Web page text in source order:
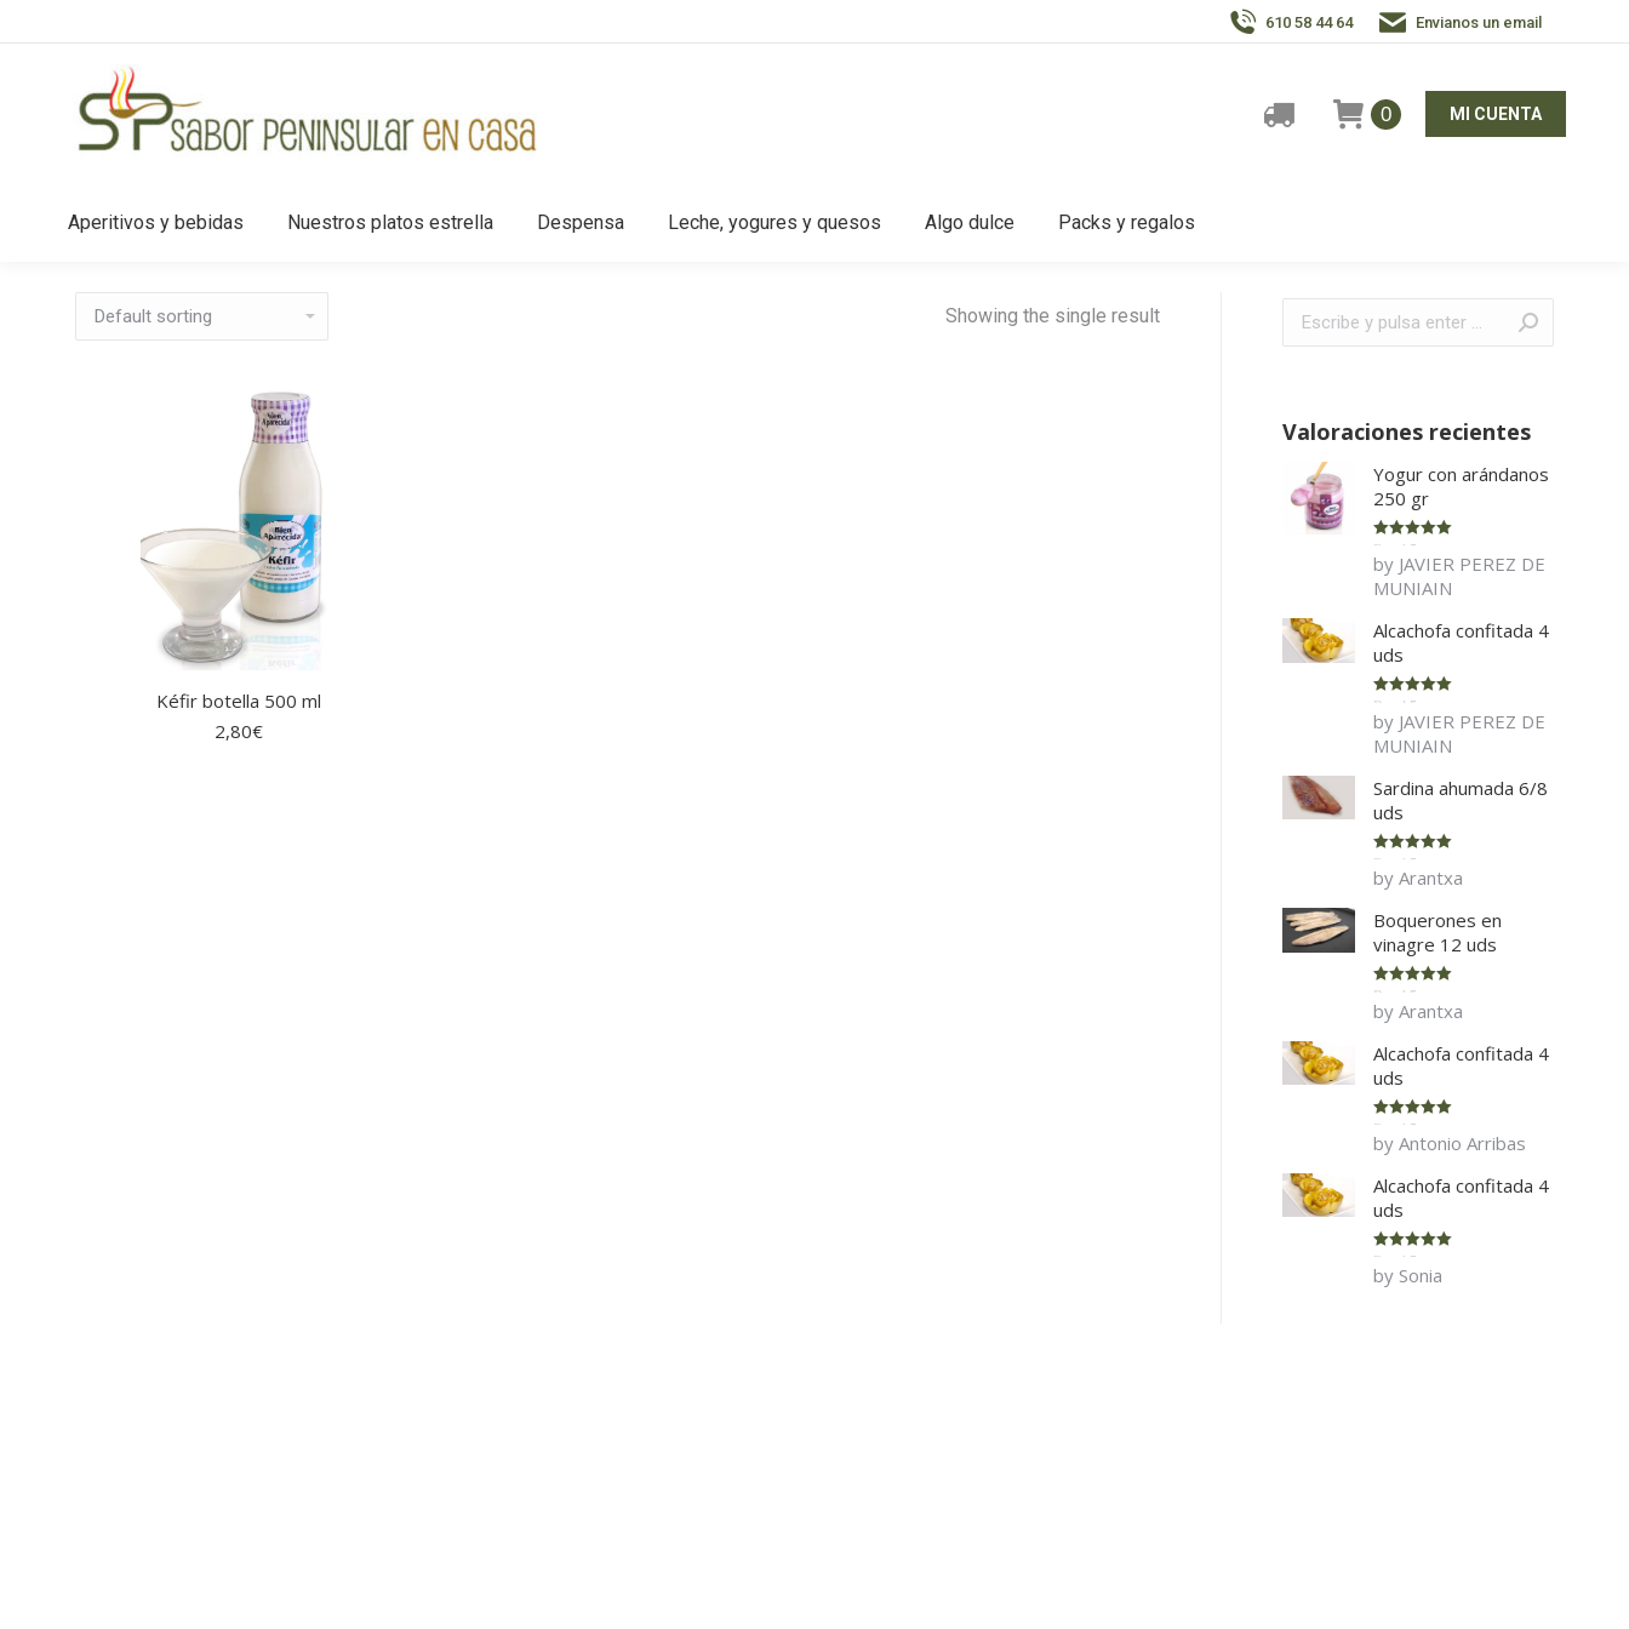
610 58 44 64 Envianos un email
0 MI CUENTA
Aperitivos y bebidas Nuestros platos estrella Despensa Leche, yogures y quesos Algo dulce Packs y regalos
Showing the single result
Kéfir botella 500 ml
2,80€
Buscar:
Valoraciones recientes
Yogur con arándanos
250 gr
Rated 5
of 5
by JAVIER PEREZ DE
MUNIAIN
Alcachofa confitada 4
uds
Rated 5
of 5
by JAVIER PEREZ DE
MUNIAIN
Sardina ahumada 6/8
uds
Rated 5
of 5
by Arantxa
Boquerones en
vinagre 12 uds
Rated 5
of 5
by Arantxa
Alcachofa confitada 4
uds
Rated 5
of 5
by Antonio Arribas
Alcachofa confitada 4
uds
Rated 5
of 5
by Sonia